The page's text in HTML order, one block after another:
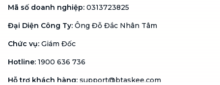
Mã số doanh nghiệp: 0313723825
Đại Diện Công Ty: Ông Đỗ Đắc Nhân Tâm
Chức vụ: Giám Đốc
Hotline: 1900 636 736
Hỗ trợ khách hàng: support@btaskee.com